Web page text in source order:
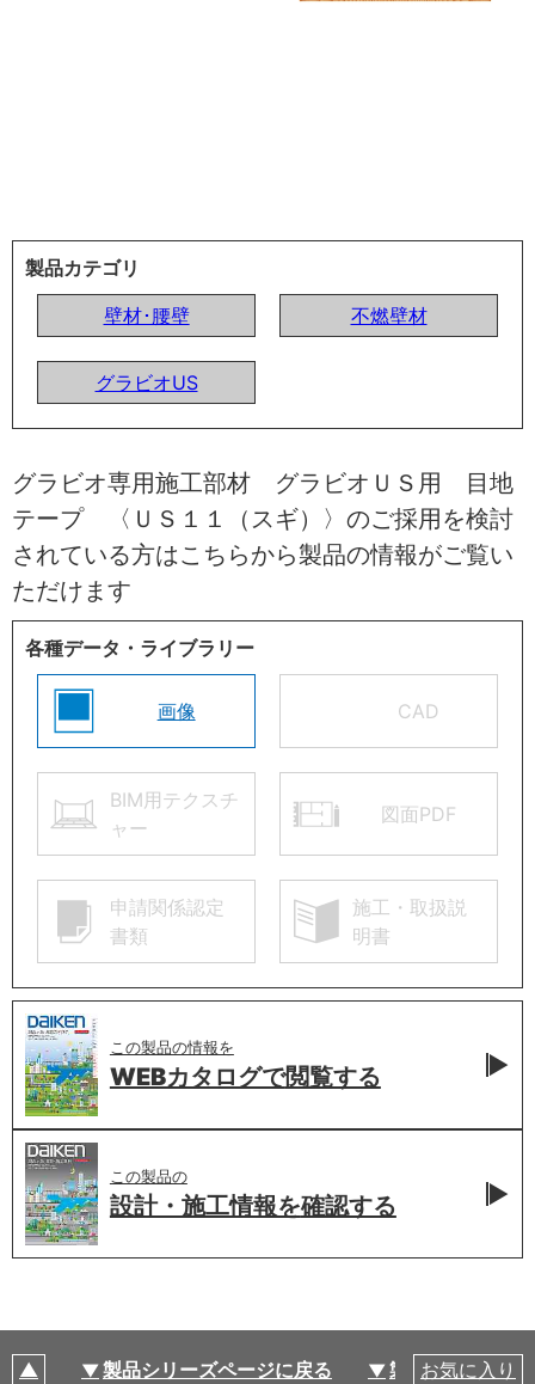
製品カテゴリ
壁材･腰壁
不燃壁材
グラビオUS
グラビオ専用施工部材 グラビオＵＳ用 目地
テープ 〈ＵＳ１１（スギ）〉のご採用を検討
されている方はこちらから製品の情報がご覧い
ただけます
各種データ・ライブラリー
画像 CAD
BIM用テクスチ
ャー
図面PDF
申請関係認定
書類
施工・取扱説
明書
この製品の情報を
WEBカタログで閲覧する
この製品の
設計・施工情報を確認する
製品シリーズページに戻る 製品仕様
お気に入り